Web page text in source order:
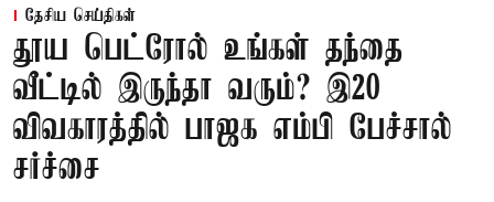
தேசிய செய்திகள்
தூய பெட்ரோல் உங்கள் தந்தை
வீட்டில் இருந்தா வரும்? இ20
விவகாரத்தில் பாஜக எம்பி பேச்சால்
சர்ச்சை